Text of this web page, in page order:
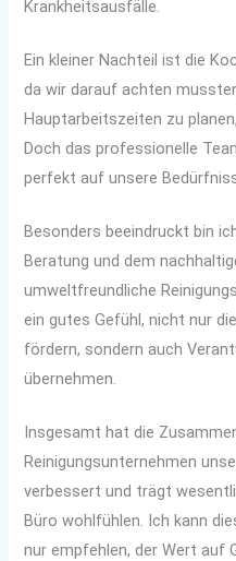
Krankheitsausfälle.
Ein kleiner Nachteil ist die
da wir darauf achten
Hauptarbeitszeiten zu
Doch das professionelle
perfekt auf unsere
Besonders beeindruckt bin
Beratung und dem
umweltfreundliche
ein gutes Gefühl, nicht nur
fördern, sondern auch
übernehmen.
Insgesamt hat die
Reinigungsunternehmen
verbessert und trägt
Büro wohlfühlen. Ich kann
nur empfehlen, der Wert auf